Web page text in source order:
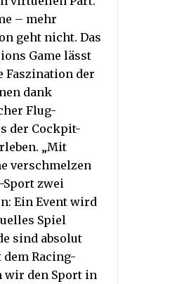
– mehr
geht nicht. Das
Game lässt
Faszination der
dank
Flug-
der Cockpit-
„Mit
verschmelzen
Sport zwei
Ein Event wird
Spiel
sind absolut
Racing-
wir den Sport in